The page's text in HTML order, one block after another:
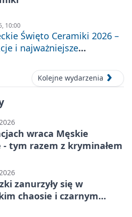
10:00
Święto Ceramiki 2026 –
i najważniejsze
Kolejne wydarzenia
wraca Męskie
- tym razem z kryminałem
zanurzyły się w
chaosie i czarnym